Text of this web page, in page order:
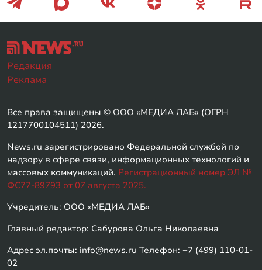
Редакция
Реклама
Все права защищены © ООО «МЕДИА ЛАБ» (ОГРН
1217700104511) 2026.
News.ru зарегистрировано Федеральной службой по
надзору в сфере связи, информационных технологий и
массовых коммуникаций. Регистрационный номер ЭЛ №
ФС77-89793 от 07 августа 2025.
Учредитель: ООО «МЕДИА ЛАБ»
Главный редактор: Сабурова Ольга Николаевна
Адрес эл.почты: info@news.ru Телефон: +7 (499) 110-01-
02